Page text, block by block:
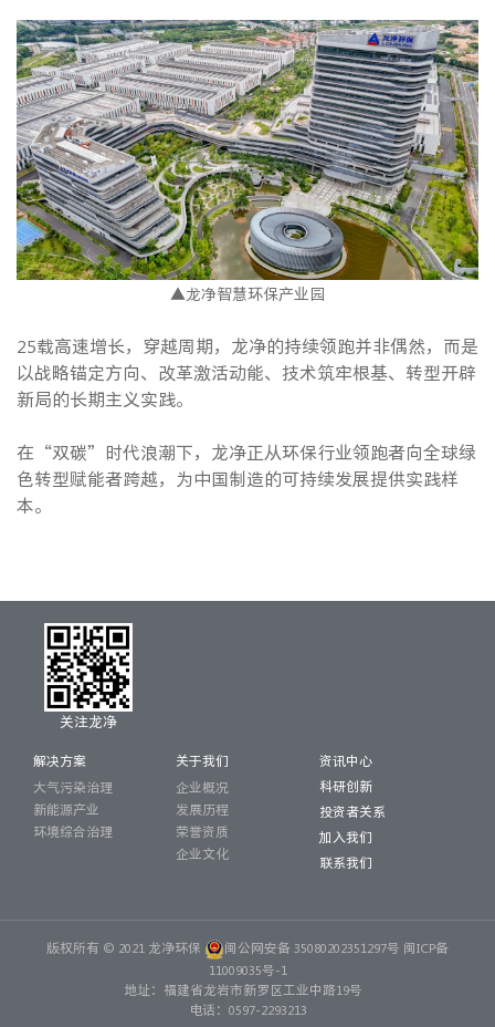
▲龙净智慧环保产业园
25载高速增长，穿越周期，龙净的持续领跑并非偶然，而是
以战略锚定方向、改革激活动能、技术筑牢根基、转型开辟
新局的长期主义实践。
在“双碳”时代浪潮下，龙净正从环保行业领跑者向全球绿
色转型赋能者跨越，为中国制造的可持续发展提供实践样
本。
关注龙净
解决方案
大气污染治理
新能源产业
环境综合治理
关于我们
企业概况
发展历程
荣誉资质
企业文化
资讯中心
科研创新
投资者关系
加入我们
联系我们
版权所有 © 2021 龙净环保 闽公网安备 35080202351297号 闽ICP备
11009035号-1
地址：福建省龙岩市新罗区工业中路19号
电话：0597-2293213